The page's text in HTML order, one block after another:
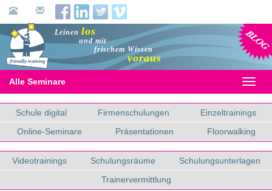
Blog
Leinen los
und mit
frischem Wissen
voraus
Alle Seminare
Schule digital Firmenschulungen
Einzeltrainings
Online-Seminare
Präsentationen Floorwalking
Videotrainings Schulungsräume
Schulungsunterlagen
Trainervermittlung